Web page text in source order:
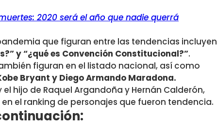
2020 será el año que nadie querrá
que figuran entre las tendencias incluyen
y “¿qué es Convención Constitucional?”.
figuran en el listado nacional, así como
Bryant y Diego Armando Maradona.
el hijo de Raquel Argandoña y Hernán Calderón,
el ranking de personajes que fueron tendencia.